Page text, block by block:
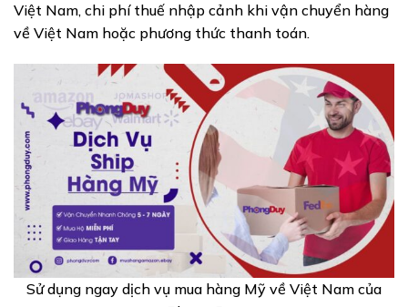
Việt Nam, chi phí thuế nhập cảnh khi vận chuyển hàng
về Việt Nam hoặc phương thức thanh toán.
Sử dụng ngay dịch vụ mua hàng Mỹ về Việt Nam của